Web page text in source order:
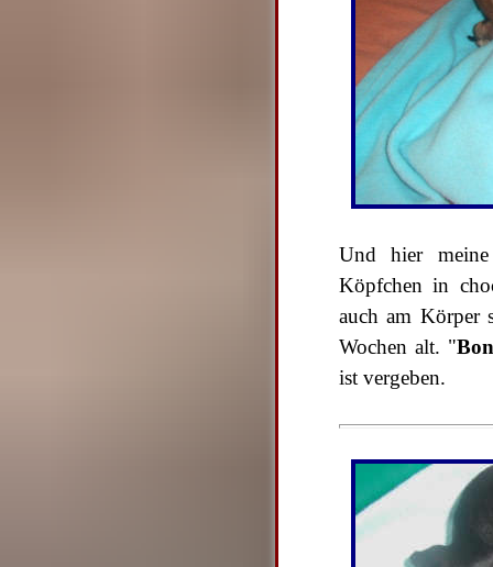
Und hier meine
Köpfchen in
auch am Körper
Wochen alt. "
ist vergeben.